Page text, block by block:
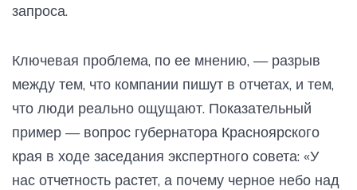
запроса.
Ключевая проблема, по ее мнению, — разрыв
между тем, что компании пишут в отчетах, и тем,
что люди реально ощущают. Показательный
пример — вопрос губернатора Красноярского
края в ходе заседания экспертного совета: «У
нас отчетность растет, а почему черное небо над